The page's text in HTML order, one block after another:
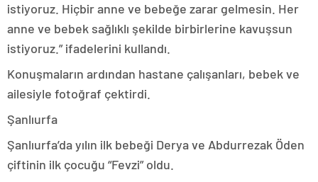
istiyoruz. Hiçbir anne ve bebeğe zarar gelmesin. Her
anne ve bebek sağlıklı şekilde birbirlerine kavuşsun
istiyoruz.” ifadelerini kullandı.
Konuşmaların ardından hastane çalışanları, bebek ve
ailesiyle fotoğraf çektirdi.
Şanlıurfa
Şanlıurfa’da yılın ilk bebeği Derya ve Abdurrezak Öden
çiftinin ilk çocuğu “Fevzi” oldu.